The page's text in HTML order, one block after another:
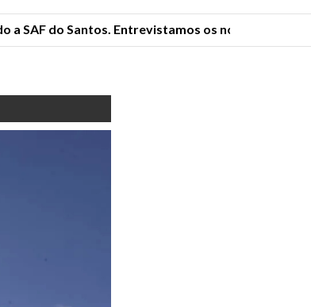
SAF do Santos. Entrevistamos os novos donos